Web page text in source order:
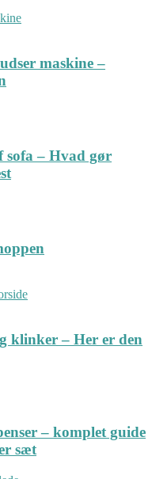
maskine –
sofa – Hvad gør
klinker – Her er den
– komplet guide
sæt